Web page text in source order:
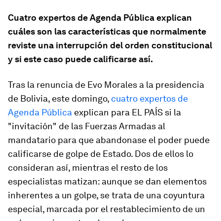
Cuatro expertos de Agenda Pública explican
cuáles son las características que normalmente
reviste una interrupción del orden constitucional
y si este caso puede calificarse así.
Tras la renuncia de Evo Morales a la presidencia
de Bolivia, este domingo, cuatro expertos de
Agenda Pública explican para EL PAÍS si la
"invitación" de las Fuerzas Armadas al
mandatario para que abandonase el poder puede
calificarse de golpe de Estado. Dos de ellos lo
consideran así, mientras el resto de los
especialistas matizan: aunque se dan elementos
inherentes a un golpe, se trata de una coyuntura
especial, marcada por el restablecimiento de un